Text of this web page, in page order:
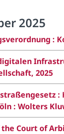
2025
:
2025
:
: Wolters
the Court of